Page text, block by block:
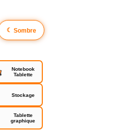
☾ Sombre
Notebook
Tablette
Stockage
Tablette
graphique